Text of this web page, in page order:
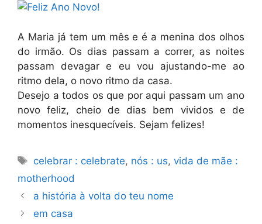
A Maria já tem um mês e é a menina dos olhos
do irmão. Os dias passam a correr, as noites
passam devagar e eu vou ajustando-me ao
ritmo dela, o novo ritmo da casa.
Desejo a todos os que por aqui passam um ano
novo feliz, cheio de dias bem vividos e de
momentos inesquecíveis. Sejam felizes!
Etiquetas
celebrar : celebrate, nós : us,vida de mãe :
motherhood
a história à volta do teu nome
em casa